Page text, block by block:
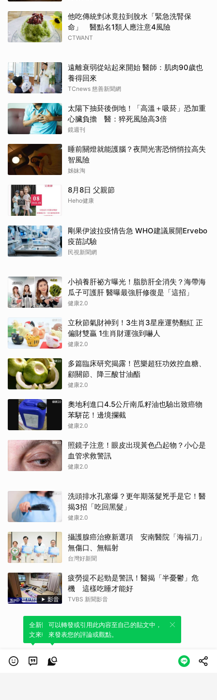
他吃傳統剉冰竟拉到脫水「緊急洗腎保
命」 醫點名1類人應注意4風險
CTWANT
遠離衰弱從站起來開始 醫師：肌肉90歲也
養得回來
TCnews 慈善新聞網
太陽下抽菸後倒地！「高溫＋吸菸」恐加重
心臟負擔 醫：猝死風險高3倍
鏡週刊
睡前關燈就能護腦？夜間光害恐悄悄拉高失
智風險
姊妹淘
8月8日 父親節
Heho健康
剛果伊波拉疫情告急 WHO建議展開Ervebo
疫苗試驗
民視新聞網
小禎養肝祕方曝光！脂肪肝全消失？海帶海
瓜子可護肝 醫曝最強肝修復是「這招」
健康2.0
立秋節氣財神到！3生肖3星座運勢翻紅 正
偏財雙贏 1生肖財運強到嚇人
健康2.0
多篇臨床研究揭露！芭樂超狂功效控血糖、
顧關節、降三酸甘油酯
健康2.0
奧地利進口4.5公斤南瓜籽油也驗出致癌物
苯駢芘！邊境攔截
健康2.0
照鏡子注意！眼皮出現黃色凸起物？小心是
血管求救警訊
健康2.0
洗頭排水孔塞爆？更年期落髮兇手是它！醫
揭3招「吃回黑髮」
健康2.0
攝護腺癌治療新選項 安南醫院「海福刀」
無傷口、無輻射
台灣好新聞
影音
疲勞提不起勁是警訊！醫揭「半憂鬱」危
機 這樣吃睡才能好
TVBS 新聞影音
全新體驗！一鍵引用此內容，透過發布貼
文來輕鬆表達個人立場。
可以轉發或引用此內容至自己的貼文中，
來發表您的評論或觀點。